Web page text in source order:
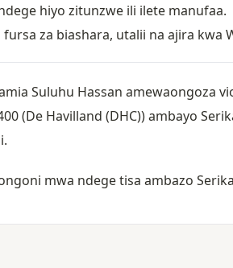
hiyo zitunzwe ili ilete manufaa.
za biashara, utalii na ajira kwa
Suluhu Hassan amewaongoza
(De Havilland (DHC)) ambayo
mwa ndege tisa ambazo